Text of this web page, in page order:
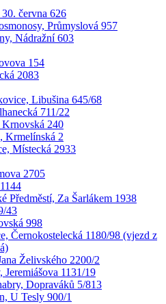
června 626
Průmyslová 957
Nádražní 603
154
2083
Libušina 645/68
711/22
Krnovská 240
Krmelínská 2
Místecká 2933
2705
Předměstí, Za Šarlákem 1938
43
998
Černokostelecká 1180/98 (vjezd z
Želivského 2200/2
Jeremiášova 1131/19
Dopraváků 5/813
U Tesly 900/1